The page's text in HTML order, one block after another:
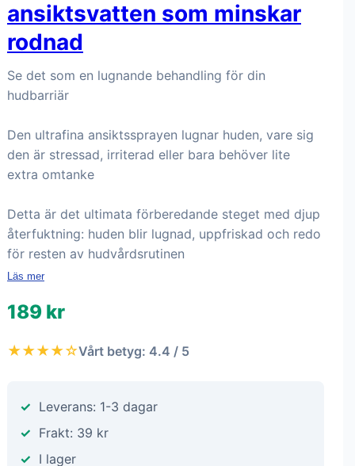
ansiktsvatten som minskar
rodnad
Se det som en lugnande behandling för din
hudbarriär
Den ultrafina ansiktssprayen lugnar huden, vare sig
den är stressad, irriterad eller bara behöver lite
extra omtanke
Detta är det ultimata förberedande steget med djup
återfuktning: huden blir lugnad, uppfriskad och redo
för resten av hudvårdsrutinen
Läs mer
189 kr
★★★★☆Vårt betyg: 4.4 / 5
Leverans: 1-3 dagar
Frakt: 39 kr
I lager